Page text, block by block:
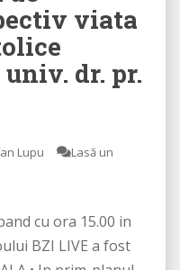
viata
dr. pr.
Lupu
Lasă un
cu ora 15.00 in
BZI LIVE a fost